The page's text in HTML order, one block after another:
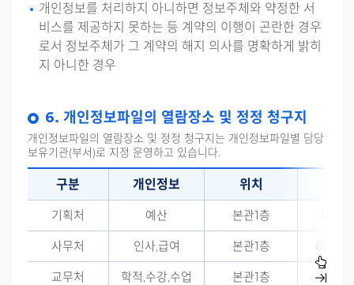
개인정보를 처리하지 아니하면 정보주체와 약정한 서
비스를 제공하지 못하는 등 계약의 이행이 곤란한 경우
로서 정보주체가 그 계약의 해지 의사를 명확하게 밝히
지 아니한 경우
6. 개인정보파일의 열람장소 및 정정 청구지
개인정보파일의 열람장소 및 정정 청구지는 개인정보파일별 담당
보유기관(부서)로 지정 운영하고 있습니다.
구분 개인정보 위치
기획처 예산 본관1층
사무처 인사,급여 본관1층
교무처 학적,수강,수업 본관1층